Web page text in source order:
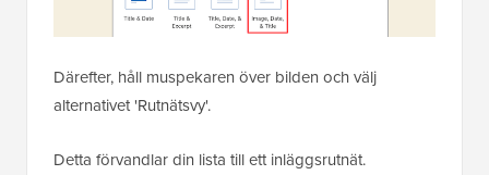
Därefter, håll muspekaren över bilden och välj
alternativet 'Rutnätsvy'.
Detta förvandlar din lista till ett inläggsrutnät.